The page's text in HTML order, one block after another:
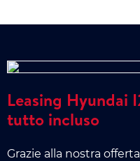
Leasing Hyundai
tutto incluso
Grazie alla nostra